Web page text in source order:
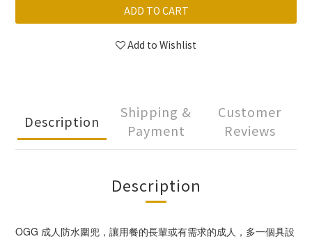
ADD TO CART
Add to Wishlist
Description
Shipping &
Payment
Customer
Reviews
Description
OGG 成人防水圍兜，讓用餐的長輩或有需求的成人，多一個具設